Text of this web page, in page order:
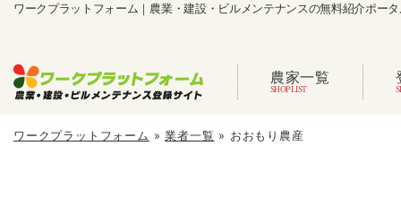
ワークプラットフォーム｜農業・建設・ビルメンテナンスの無料紹介ポー
農家一覧
ワークプラットフォーム »業者一覧 » おおもり農産